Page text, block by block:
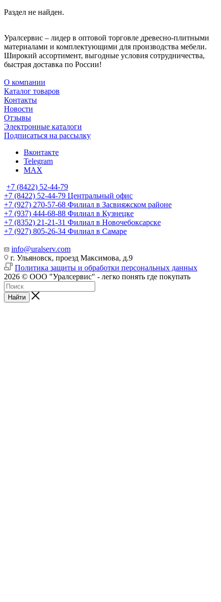
Раздел не найден.
Уралсервис – лидер в оптовой торговле древесно-плитными
материалами и комплектующими для производства мебели.
Широкий ассортимент, выгодные условия сотрудничества,
быстрая доставка по России!
О компании
Каталог товаров
Контакты
Новости
Отзывы
Электронные каталоги
Подписаться на рассылку
Вконтакте
Telegram
MAX
+7 (8422) 52-44-79
+7 (8422) 52-44-79 Центральный офис
+7 (927) 270-57-68 Филиал в Засвияжском районе
+7 (937) 444-68-88 Филиал в Кузнецке
+7 (8352) 21-21-31 Филиал в Новочебоксарске
+7 (927) 805-26-34 Филиал в Самаре
info@uralserv.com
г. Ульяновск, проезд Максимова, д.9
Политика защиты и обработки персональных данных
2026 © ООО "Уралсервис" - легко понять где покупать
Найти